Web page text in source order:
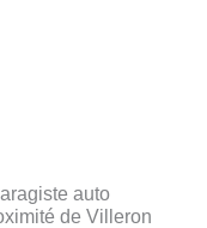
auto
de Villeron